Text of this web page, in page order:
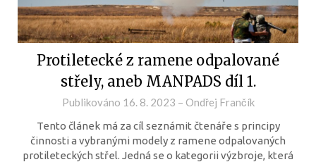
Protiletecké z ramene odpalované
střely, aneb MANPADS díl 1.
Publikováno 16. 8. 2023 – Ondřej Frančík
Tento článek má za cíl seznámit čtenáře s principy
činnosti a vybranými modely z ramene odpalovaných
protileteckých střel. Jedná se o kategorii výzbroje, která